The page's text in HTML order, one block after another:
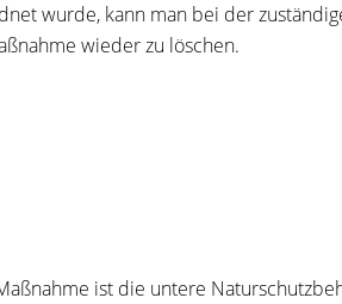
wurde, kann man bei der
wieder zu löschen.
ist die untere